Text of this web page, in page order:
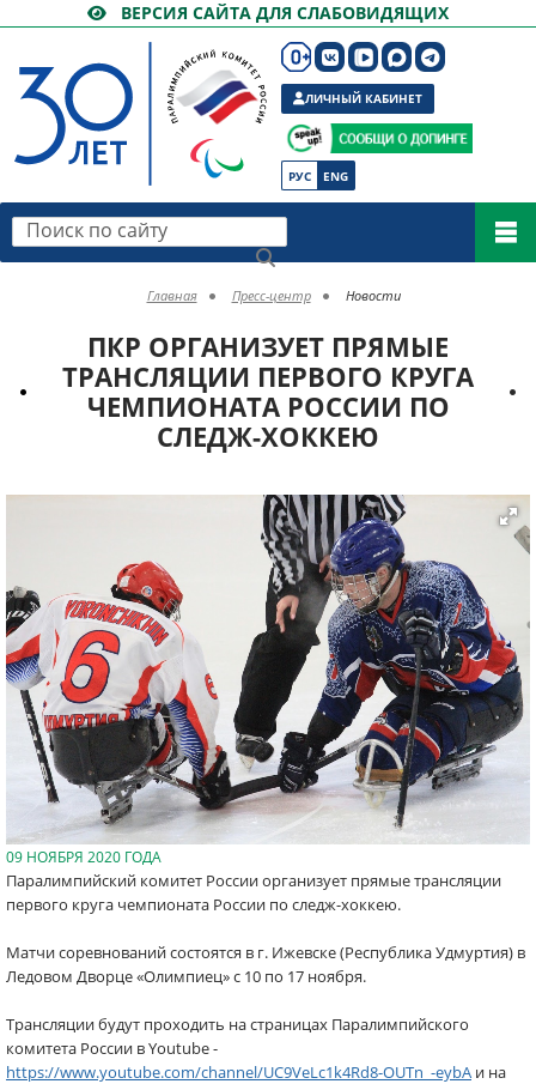
ВЕРСИЯ САЙТА ДЛЯ СЛАБОВИДЯЩИХ
РУС ENG
ЛИЧНЫЙ КАБИНЕТ
Поиск по сайту
Главная Пресс-центр Новости
ПКР ОРГАНИЗУЕТ ПРЯМЫЕ
ТРАНСЛЯЦИИ ПЕРВОГО КРУГА
ЧЕМПИОНАТА РОССИИ ПО
СЛЕДЖ-ХОККЕЮ
09 НОЯБРЯ 2020 ГОДА
Паралимпийский комитет России организует прямые трансляции
первого круга чемпионата России по следж-хоккею.
Матчи соревнований состоятся в г. Ижевске (Республика Удмуртия) в
Ледовом Дворце «Олимпиец» с 10 по 17 ноября.
Трансляции будут проходить на страницах Паралимпийского
комитета России в Youtube -
https://www.youtube.com/channel/UC9VeLc1k4Rd8-OUTn_-eybA и на